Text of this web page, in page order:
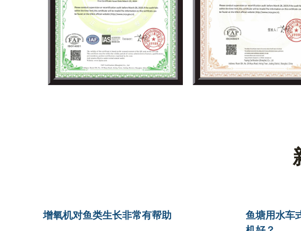
潜水泵与电泵凭借高效的能量利用、精巧的设计、低噪音运行和
腐蚀材料、多级叶轮设计和自动过载保护等特性，使其能够满足
还是污水处理、防洪排涝，该泵均能提供稳定可靠的水流输送解决
增氧机对鱼类生长非常有帮助
鱼塘用水车